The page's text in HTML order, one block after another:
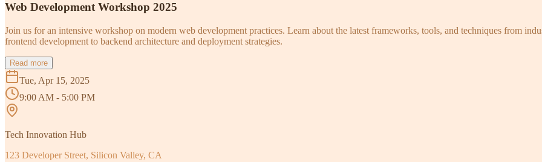
Web Development Workshop 2025
Join us for an intensive workshop on modern web development practices. Learn about the latest frameworks, tools, and techniques from
frontend development to backend architecture and deployment strategies.
Read more
Tue, Apr 15, 2025
9:00 AM - 5:00 PM
Tech Innovation Hub
123 Developer Street, Silicon Valley, CA